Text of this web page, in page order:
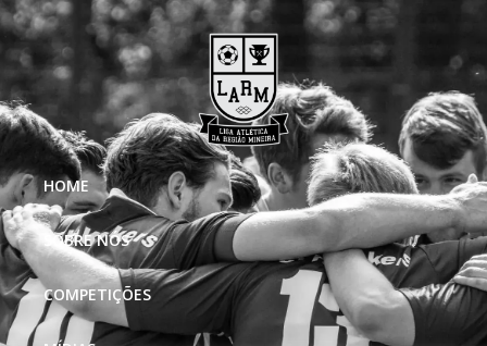
HOME
SOBRE NÓS
COMPETIÇÕES